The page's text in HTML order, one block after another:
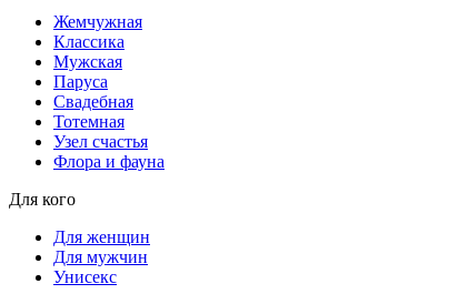
Жемчужная
Классика
Мужская
Паруса
Свадебная
Тотемная
Узел счастья
Флора и фауна
Для кого
Для женщин
Для мужчин
Унисекс